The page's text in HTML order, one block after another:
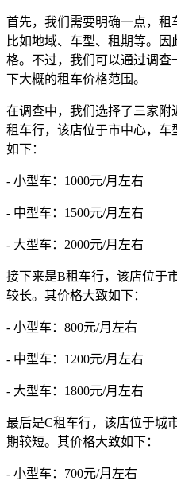
首先，我们需要明确一点，租
比如地域、车型、租期等。
格。不过，我们可以通过调
下大概的租车价格范围。
在调查中，我们选择了三家
租车行，该店位于市中心，
如下：
- 小型车：1000元/月左右
- 中型车：1500元/月左右
- 大型车：2000元/月左右
接下来是B租车行，该店位于
较长。其价格大致如下：
- 小型车：800元/月左右
- 中型车：1200元/月左右
- 大型车：1800元/月左右
最后是C租车行，该店位于城
期较短。其价格大致如下：
- 小型车：700元/月左右